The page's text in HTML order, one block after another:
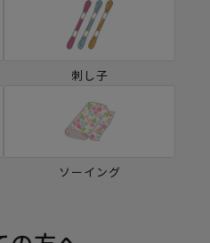
刺し子
ソーイング